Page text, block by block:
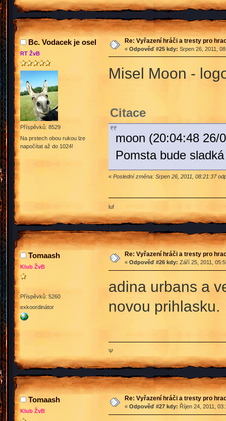
Bc. Vodacek je osel
RT ŽvB
Příspěvků: 8529
Na prstech obou rukou lze
napočítat až do 1024!
Re: Vyřazení hráči a tresty pro
« Odpověď #25 kdy: Srpen 26, 2011,
Misel Moon -
Citace
moon (20:04:48 26/
Pomsta bude
« Poslední změna: Srpen 26, 2011, 08:21:37
luf
Tomaash
Klub ŽvB
Příspěvků: 5260
exkoordinátor
Re: Vyřazení hráči a tresty pro
« Odpověď #26 kdy: Září 25, 2011,
adina urbans a
novou prihlasku.
Ψ
Tomaash
Klub ŽvB
Re: Vyřazení hráči a tresty pro
« Odpověď #27 kdy: Říjen 24, 2011,